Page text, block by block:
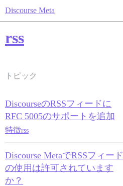
Discourse Meta
rss
トピック
DiscourseのRSSフィードに
RFC 5005のサポートを追加
特徴rss
Discourse MetaでRSSフィード
の使用は許可されています
か？